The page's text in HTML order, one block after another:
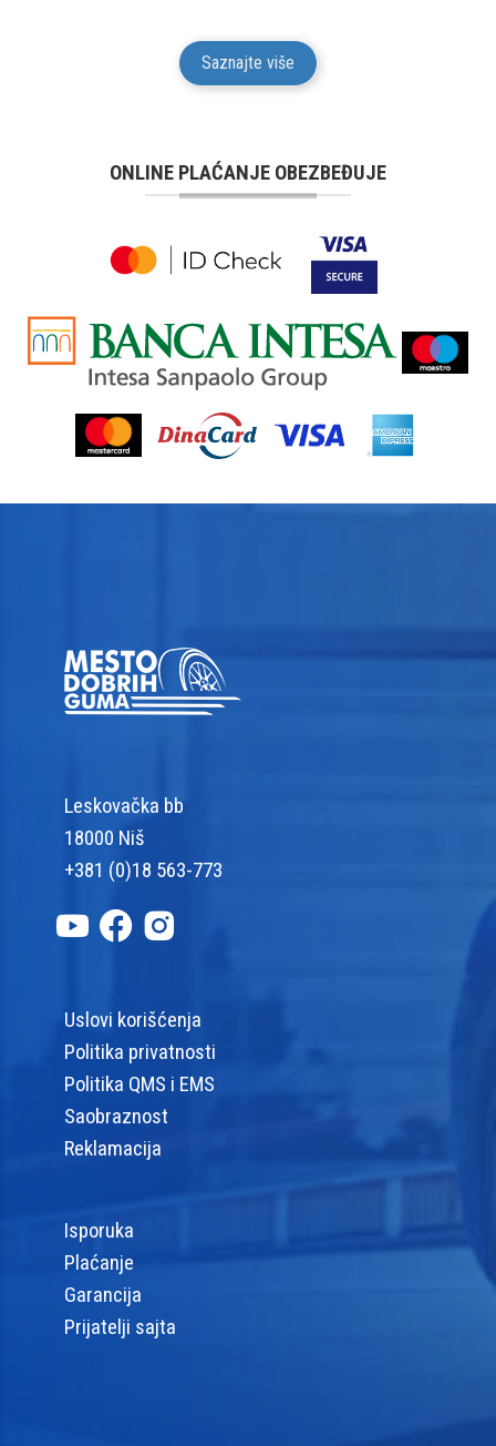
Saznajte više
ONLINE PLAĆANJE OBEZBEĐUJE
Leskovačka bb
18000 Niš
+381 (0)18 563-773
Uslovi korišćenja
Politika privatnosti
Politika QMS i EMS
Saobraznost
Reklamacija
Isporuka
Plaćanje
Garancija
Prijatelji sajta